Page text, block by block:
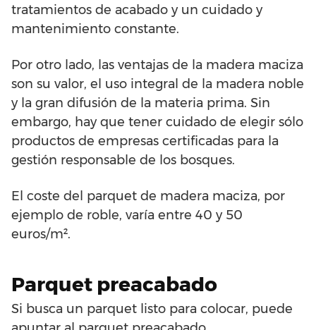
tratamientos de acabado y un cuidado y
mantenimiento constante.
Por otro lado, las ventajas de la madera maciza
son su valor, el uso integral de la madera noble
y la gran difusión de la materia prima. Sin
embargo, hay que tener cuidado de elegir sólo
productos de empresas certificadas para la
gestión responsable de los bosques.
El coste del parquet de madera maciza, por
ejemplo de roble, varía entre 40 y 50
euros/m².
Parquet preacabado
Si busca un parquet listo para colocar, puede